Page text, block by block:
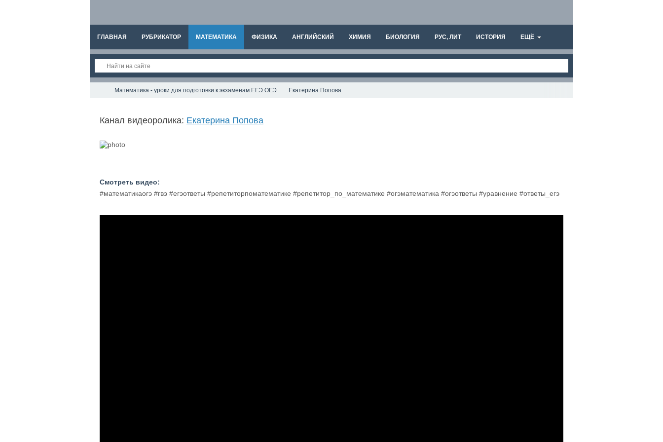
ГЛАВНАЯ РУБРИКАТОР МАТЕМАТИКА ФИЗИКА АНГЛИЙСКИЙ ХИМИЯ БИОЛОГИЯ РУС, ЛИТ ИСТОРИЯ ЕЩЁ
Математика - уроки для подготовки к экзаменам ЕГЭ ОГЭ Екатерина Попова
Канал видеоролика: Екатерина Попова
Смотреть видео:
#математикаогэ #гвэ #егэответы #репетиторпоматематике #репетитор_по_математике #огэматематика #огэответы #уравнение #ответы_егэ